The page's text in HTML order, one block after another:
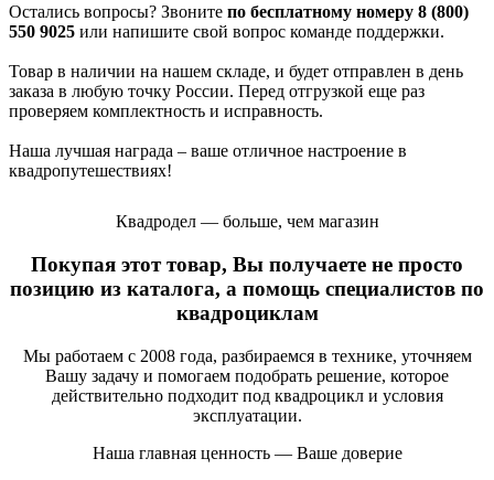
Остались вопросы? Звоните по бесплатному номеру 8 (800)
550 9025 или напишите свой вопрос команде поддержки.
Товар в наличии на нашем складе, и будет отправлен в день
заказа в любую точку России. Перед отгрузкой еще раз
проверяем комплектность и исправность.
Наша лучшая награда – ваше отличное настроение в
квадропутешествиях!
Квадродел — больше, чем магазин
Покупая этот товар, Вы получаете не просто
позицию из каталога, а помощь специалистов по
квадроциклам
Мы работаем с 2008 года, разбираемся в технике, уточняем
Вашу задачу и помогаем подобрать решение, которое
действительно подходит под квадроцикл и условия
эксплуатации.
Наша главная ценность — Ваше доверие